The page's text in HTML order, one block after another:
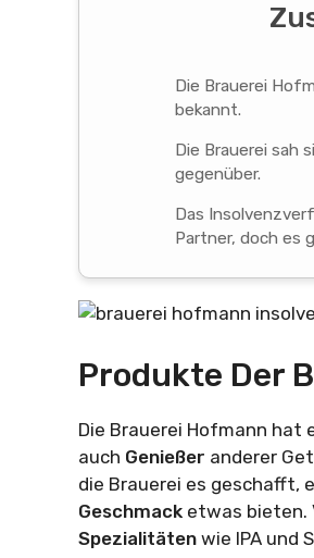
Die Brauerei
bekannt.
Die Brauerei sah
gegenüber.
Das
Partner, doch es
Produkte Der
Die Brauerei Hofmann hat
auch Genießer anderer
die Brauerei es geschafft,
Geschmack etwas bieten.
Spezialitäten wie IPA und